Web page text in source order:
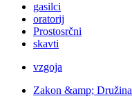
gasilci
oratorij
Prostosrčni
skavti
vzgoja
Zakon &amp; Družina